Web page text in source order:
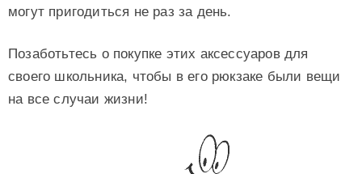
могут пригодиться не раз за день.
Позаботьтесь о покупке этих аксессуаров для
своего школьника, чтобы в его рюкзаке были вещи
на все случаи жизни!